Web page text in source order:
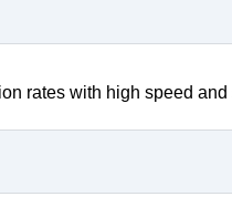
rates with high speed